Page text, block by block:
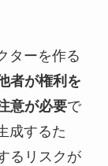
ターを作る
者が権利を
意が必要で
成するた
るリスクが